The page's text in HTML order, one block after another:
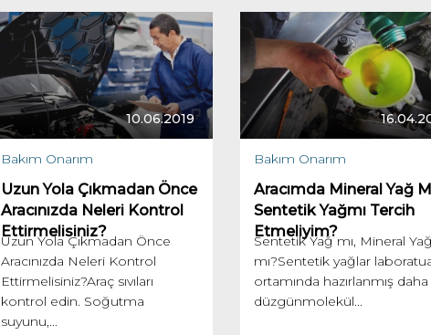
10.06.2019
Bakım Onarım
Uzun Yola Çıkmadan Önce
Aracınızda Neleri Kontrol
Ettirmelisiniz?
Uzun Yola Çıkmadan Önce
Aracınızda Neleri Kontrol
Ettirmelisiniz?Araç sıvıları
kontrol edin. Soğutma
suyunu,...
Bakım Onarım
Aracımda Mineral Yağ
Sentetik Yağmı Tercih
Etmeliyim?
Sentetik Yağ mı, Mineral
mı?Sentetik yağlar
ortamında hazırlanmış daha
düzgünmolekül...